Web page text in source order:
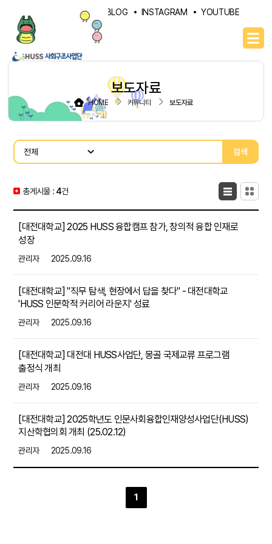
NAVER BLOG INSTAGRAM YOUTUBE
보도자료
HOME 커뮤니티 보도자료
검색
총게시물 : 4건
목록형
[대전대학교] 2025 HUSS 융합캠프 참가, 창의적 융합 인재로
성장
관리자 2025.09.16
[대전대학교] "직무 탐색, 현장에서 답을 찾다" - 대전대학교
'HUSS 인문학적 커리어 라운지' 성료
관리자 2025.09.16
[대전대학교] 대전대 HUSS사업단, 몽골 국제교류 프로그램
출정식 개최
관리자 2025.09.16
[대전대학교] 2025학년도 인문사회융합인재양성사업단(HUSS)
지산학협의회 개최 (25.02.12)
관리자 2025.09.16
1